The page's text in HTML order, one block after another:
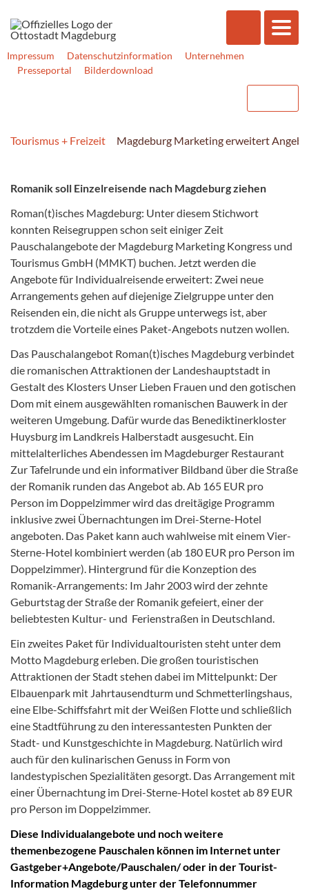
Impressum Datenschutzinformation
Unternehmen
Presseportal
Bilderdownload
Tourismus + Freizeit Magdeburg Marketing erweitert
Romanik soll Einzelreisende nach Magdeburg ziehen
Roman(t)isches Magdeburg: Unter diesem Stichwort
konnten Reisegruppen schon seit einiger Zeit
Pauschalangebote der Magdeburg Marketing Kongress und
Tourismus GmbH (MMKT) buchen. Jetzt werden die
Angebote für Individualreisende erweitert: Zwei neue
Arrangements gehen auf diejenige Zielgruppe unter den
Reisenden ein, die nicht als Gruppe unterwegs ist, aber
trotzdem die Vorteile eines Paket-Angebots nutzen wollen.
Das Pauschalangebot Roman(t)isches Magdeburg verbindet
die romanischen Attraktionen der Landeshauptstadt in
Gestalt des Klosters Unser Lieben Frauen und den gotischen
Dom mit einem ausgewählten romanischen Bauwerk in der
weiteren Umgebung. Dafür wurde das Benediktinerkloster
Huysburg im Landkreis Halberstadt ausgesucht. Ein
mittelalterliches Abendessen im Magdeburger Restaurant
Zur Tafelrunde und ein informativer Bildband über die Straße
der Romanik runden das Angebot ab. Ab 165 EUR pro
Person im Doppelzimmer wird das dreitägige Programm
inklusive zwei Übernachtungen im Drei-Sterne-Hotel
angeboten. Das Paket kann auch wahlweise mit einem Vier-
Sterne-Hotel kombiniert werden (ab 180 EUR pro Person im
Doppelzimmer). Hintergrund für die Konzeption des
Romanik-Arrangements: Im Jahr 2003 wird der zehnte
Geburtstag der Straße der Romanik gefeiert, einer der
beliebtesten Kultur- und Ferienstraßen in Deutschland.
Ein zweites Paket für Individualtouristen steht unter dem
Motto Magdeburg erleben. Die großen touristischen
Attraktionen der Stadt stehen dabei im Mittelpunkt: Der
Elbauenpark mit Jahrtausendturm und Schmetterlingshaus,
eine Elbe-Schiffsfahrt mit der Weißen Flotte und schließlich
eine Stadtführung zu den interessantesten Punkten der
Stadt- und Kunstgeschichte in Magdeburg. Natürlich wird
auch für den kulinarischen Genuss in Form von
landestypischen Spezialitäten gesorgt. Das Arrangement mit
einer Übernachtung im Drei-Sterne-Hotel kostet ab 89 EUR
pro Person im Doppelzimmer.
Diese Individualangebote und noch weitere
themenbezogene Pauschalen können im Internet unter
Gastgeber+Angebote/Pauschalen/ oder in der Tourist-
Information Magdeburg unter der Telefonnummer